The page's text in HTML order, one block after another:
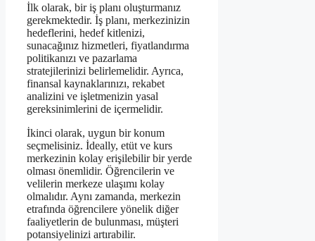
İlk olarak, bir iş planı oluşturmanız
gerekmektedir. İş planı, merkezinizin
hedeflerini, hedef kitlenizi,
sunacağınız hizmetleri, fiyatlandırma
politikanızı ve pazarlama
stratejilerinizi belirlemelidir. Ayrıca,
finansal kaynaklarınızı, rekabet
analizini ve işletmenizin yasal
gereksinimlerini de içermelidir.
İkinci olarak, uygun bir konum
seçmelisiniz. İdeally, etüt ve kurs
merkezinin kolay erişilebilir bir yerde
olması önemlidir. Öğrencilerin ve
velilerin merkeze ulaşımı kolay
olmalıdır. Aynı zamanda, merkezin
etrafında öğrencilere yönelik diğer
faaliyetlerin de bulunması, müşteri
potansiyelinizi artırabilir.